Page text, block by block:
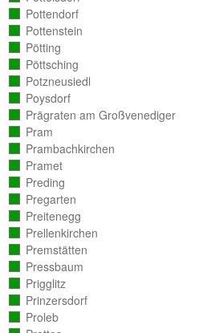
ausgezählt)
Pottendorf
(vollständig
ausgezählt)
Pottenstein
(vollständig
ausgezählt)
Pötting
(vollständig
ausgezählt)
Pöttsching
(vollständig
ausgezählt)
Potzneusiedl
(vollständig
ausgezählt)
Poysdorf
(vollständig
ausgezählt)
Prägraten am Großvenediger
(vollständig
ausgezählt)
Pram
(vollständig
ausgezählt)
Prambachkirchen
(vollständig
ausgezählt)
Pramet
(vollständig
ausgezählt)
Preding
(vollständig
ausgezählt)
Pregarten
(vollständig
ausgezählt)
Preitenegg
(vollständig
ausgezählt)
Prellenkirchen
(vollständig
ausgezählt)
Premstätten
(vollständig
ausgezählt)
Pressbaum
(vollständig
ausgezählt)
Prigglitz
(vollständig
ausgezählt)
Prinzersdorf
(vollständig
ausgezählt)
Proleb
(vollständig
ausgezählt)